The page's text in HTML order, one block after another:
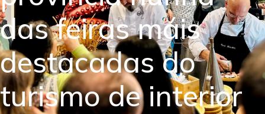
das feiras máis
destacadas do
turismo de interior